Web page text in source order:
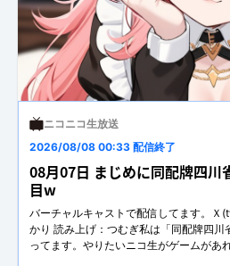
ニコニコ生放送
2026/08/08 00:33 配信終了
08月07日 まじめに同配牌四川
目w
バーチャルキャストで配信してます。Ｘ
かり 読み上げ：つむぎ私は「同配牌四
ってます。やりたいニコ生がゲームがあ